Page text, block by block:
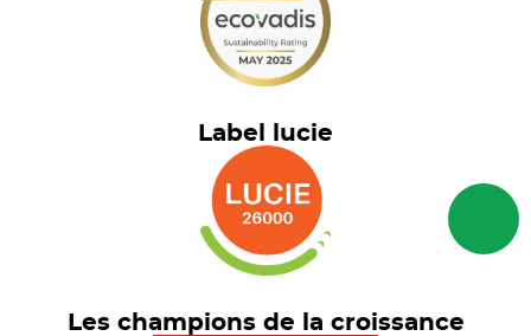
Label lucie
Les champions de la croissance